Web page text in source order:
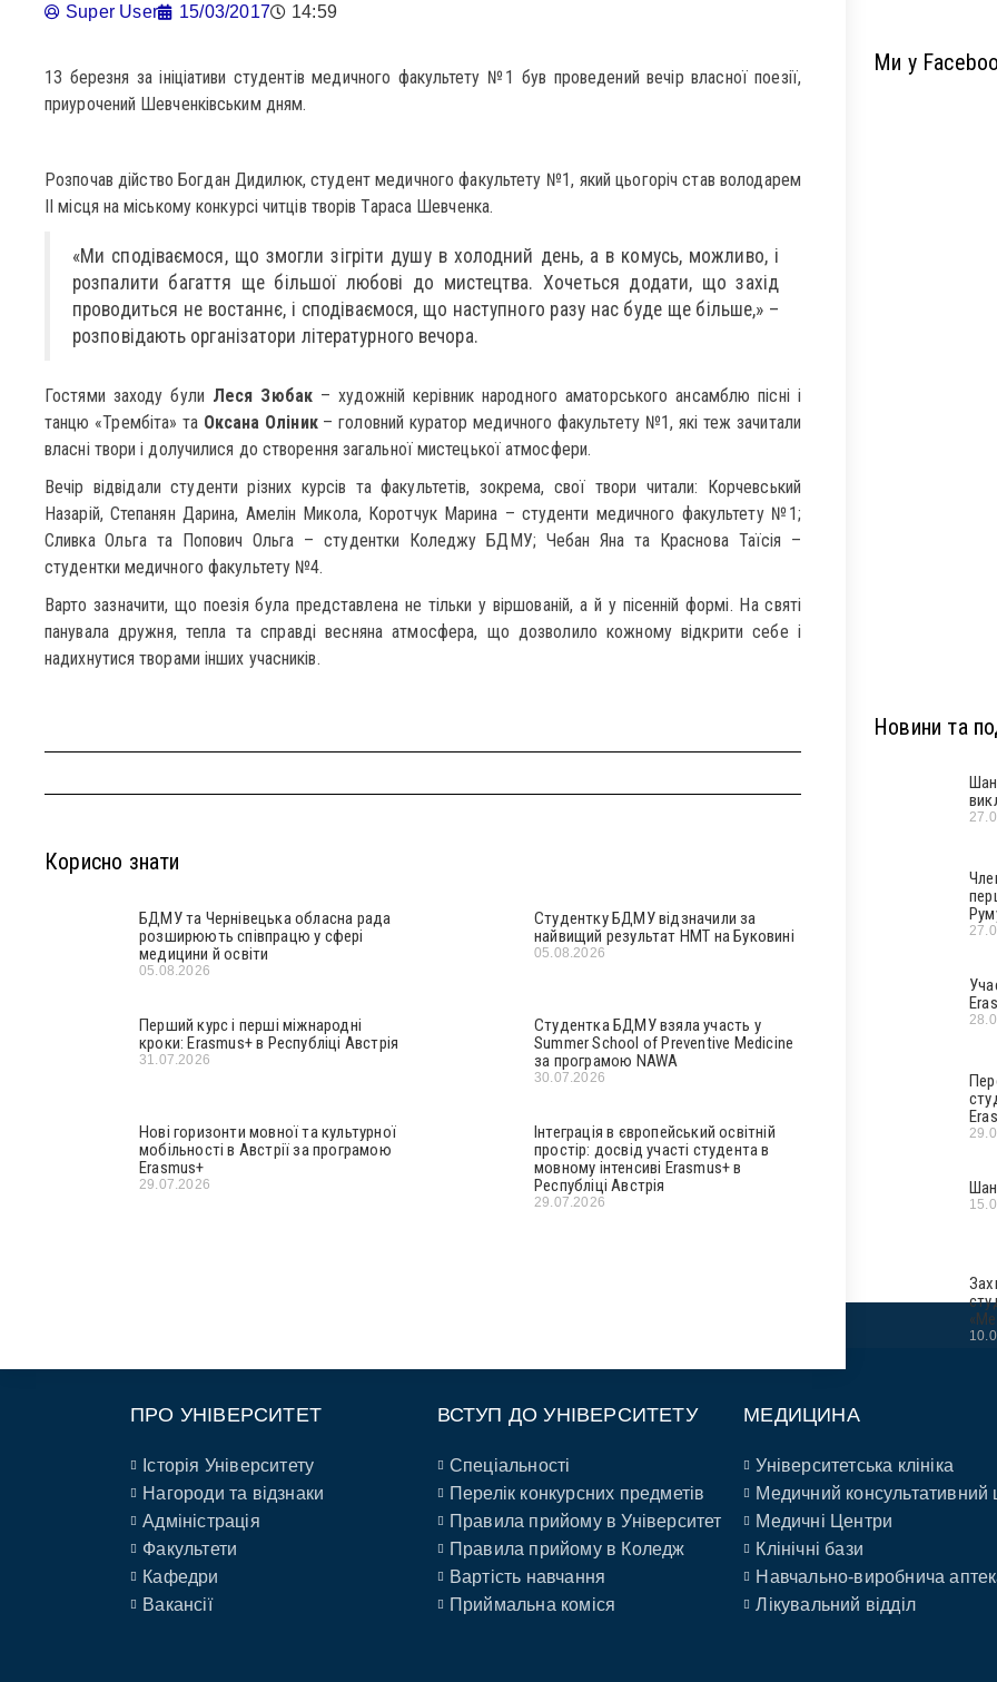
Super User 15/03/2017 14:59
13 березня за ініціативи студентів медичного факультету №1 був проведений вечір власної поезії,
приурочений Шевченківським дням.
Розпочав дійство Богдан Дидилюк, студент медичного факультету №1, який цьогоріч став володарем
ІІ місця на міському конкурсі читців творів Тараса Шевченка.
«Ми сподіваємося, що змогли зігріти душу в холодний день, а в комусь, можливо, і
розпалити багаття ще більшої любові до мистецтва. Хочеться додати, що захід
проводиться не востаннє, і сподіваємося, що наступного разу нас буде ще більше,» –
розповідають організатори літературного вечора.
Гостями заходу були Леся Зюбак – художній керівник народного аматорського ансамблю пісні і
танцю «Трембіта» та Оксана Оліник– головний куратор медичного факультету №1, які теж зачитали
власні твори і долучилися до створення загальної мистецької атмосфери.
Вечір відвідали студенти різних курсів та факультетів, зокрема, свої твори читали: Корчевський
Назарій, Степанян Дарина, Амелін Микола, Коротчук Марина – студенти медичного факультету №1;
Сливка Ольга та Попович Ольга – студентки Коледжу БДМУ; Чебан Яна та Краснова Таїсія –
студентки медичного факультету №4.
Варто зазначити, що поезія була представлена не тільки у віршованій, а й у пісенній формі. На святі
панувала дружня, тепла та справді весняна атмосфера, що дозволило кожному відкрити себе і
надихнутися творами інших учасників.
Корисно знати
БДМУ та Чернівецька обласна рада
розширюють співпрацю у сфері
медицини й освіти
05.08.2026
Студентку БДМУ відзначили за
найвищий результат НМТ на Буковині
05.08.2026
Перший курс і перші міжнародні
кроки: Erasmus+ в Республіці Австрія
31.07.2026
Студентка БДМУ взяла участь у
Summer School of Preventive Medicine
за програмою NAWA
30.07.2026
Нові горизонти мовної та культурної
мобільності в Австрії за програмою
Erasmus+
29.07.2026
Інтеграція в європейський освітній
простір: досвід участі студента в
мовному інтенсиві Erasmus+ в
Республіці Австрія
29.07.2026
Ми у
Новини та
ПРО УНІВЕРСИТЕТ
Історія Університету
Нагороди та відзнаки
Адміністрація
Факультети
Кафедри
Вакансії
ВСТУП ДО УНІВЕРСИТЕТУ
Спеціальності
Перелік конкурсних предметів
Правила прийому в Університет
Правила прийому в Коледж
Вартість навчання
Приймальна коміся
МЕДИЦИНА
Університетська клініка
Медичний консультативний
Медичні Центри
Клінічні бази
Навчально-виробнича
Лікувальний відділ